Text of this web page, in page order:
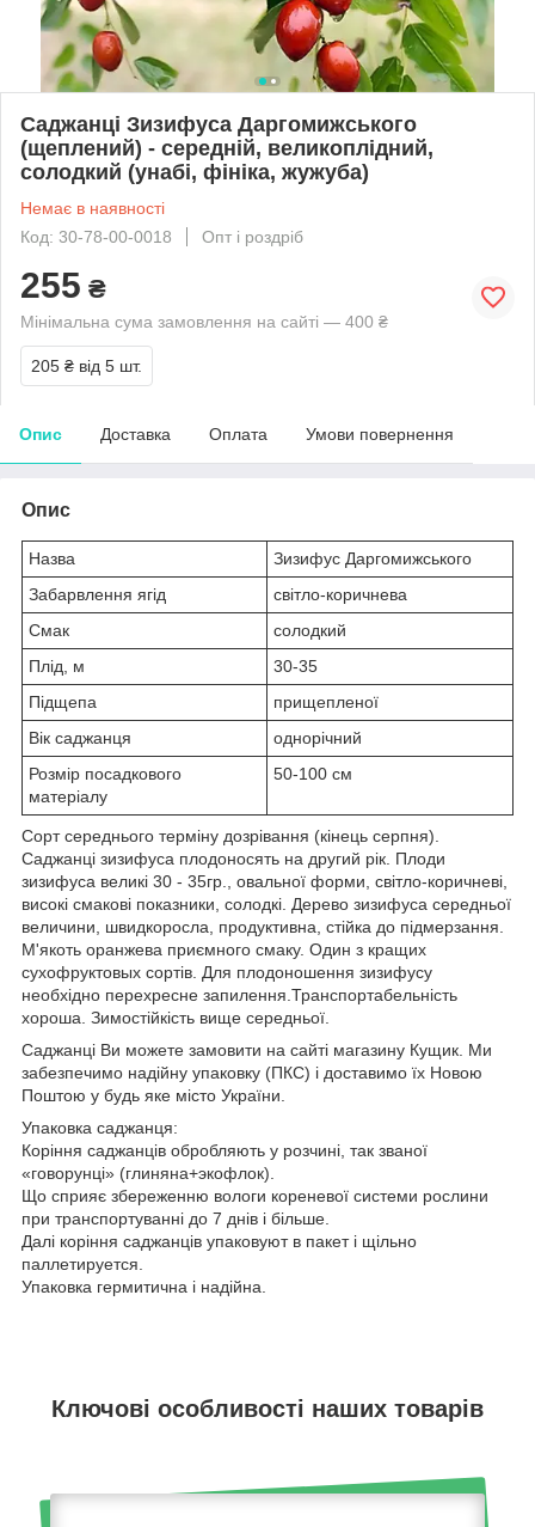
Саджанці Зизифуса Даргомижського
(щеплений) - середній, великоплідний,
солодкий (унабі, фініка, жужуба)
Немає в наявності
Код: 30-78-00-0018
Опт і роздріб
255 ₴
Мінімальна сума замовлення на сайті — 400 ₴
205 ₴ від 5 шт.
Опис Доставка Оплата Умови повернення
Опис
Назва
Зизифус Даргомижського
Забарвлення ягід
світло-коричнева
Смак
солодкий
Плід, м
30-35
Підщепа
прищепленої
Вік саджанця
однорічний
Розмір посадкового
матеріалу
50-100 см
Сорт середнього терміну дозрівання (кінець серпня).
Саджанці зизифуса плодоносять на другий рік. Плоди
зизифуса великі 30 - 35гр., овальної форми, світло-коричневі,
високі смакові показники, солодкі. Дерево зизифуса середньої
величини, швидкоросла, продуктивна, стійка до підмерзання.
М'якоть оранжева приємного смаку. Один з кращих
сухофруктовых сортів. Для плодоношення зизифусу
необхідно перехресне запилення.Транспортабельність
хороша. Зимостійкість вище середньої.
Саджанці Ви можете замовити на сайті магазину Кущик. Ми
забезпечимо надійну упаковку (ПКС) і доставимо їх Новою
Поштою у будь яке місто України.
Упаковка саджанця:
Коріння саджанців обробляють у розчині, так званої
«говорунці» (глиняна+экофлок).
Що сприяє збереженню вологи кореневої системи рослини
при транспортуванні до 7 днів і більше.
Далі коріння саджанців упаковуют в пакет і щільно
паллетируется.
Упаковка гермитична і надійна.
Ключові особливості наших товарів